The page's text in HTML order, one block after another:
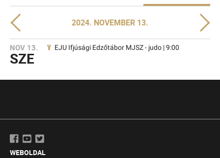
2024. NOVEMBER 13.
NOV 13.
SZE
EJU Ifjúsági Edzőtábor MJSZ - judo | 9:00
WEBOLDAL